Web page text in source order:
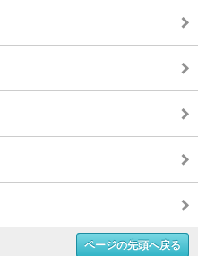
ページの先頭へ戻る